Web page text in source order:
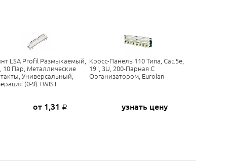
LSA Profil Размыкаемый,
10 Пар, Металлические
Универсальный,
(0-9) TWIST
от 1,31 Р
Кросс-Панель 110 Типа, Cat.5e,
19", 3U, 200-Парная С
Организатором, Eurolan
узнать цену